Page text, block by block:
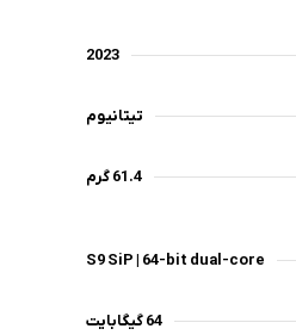
دما، تشخیص تصادف و
بدن افزایش پیدا کند این
2023
تیتانیوم
61.4 گرم
S9 SiP | 64-bit dual-core
64 گیگابایت